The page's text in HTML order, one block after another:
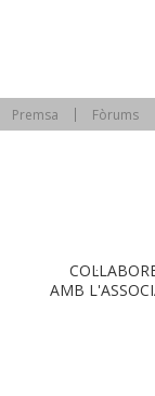
Premsa Fòrums
AMB